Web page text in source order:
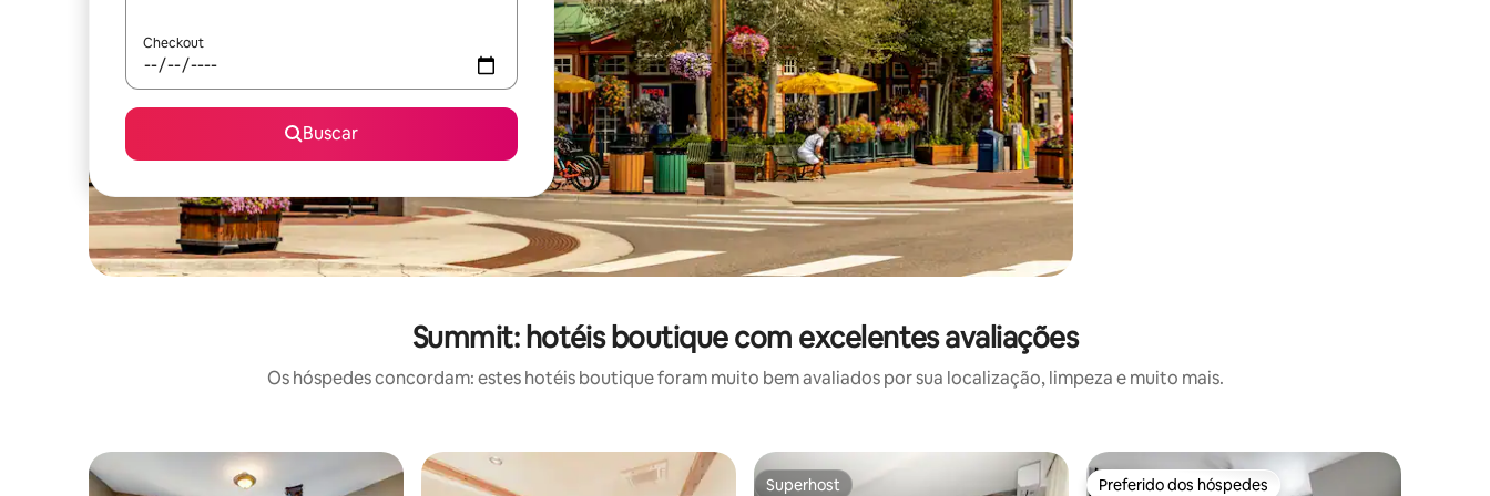
Checkout
Buscar
Summit: hotéis boutique com excelentes avaliações
Os hóspedes concordam: estes hotéis boutique foram muito bem avaliados por sua localização, limpeza e muito mais.
Superhost Preferido dos hóspedes